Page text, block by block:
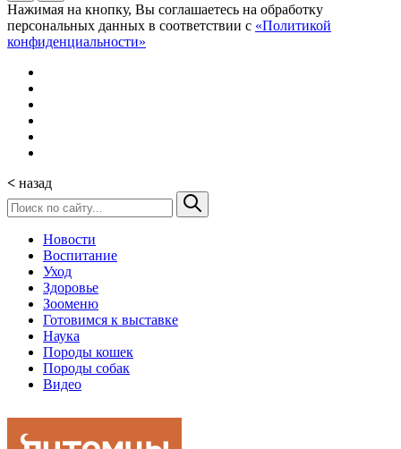
Нажимая на кнопку, Вы соглашаетесь на обработку
персональных данных в соответствии с «Политикой
конфиденциальности»
< назад
Новости
Воспитание
Уход
Здоровье
Зооменю
Готовимся к выставке
Наука
Породы кошек
Породы собак
Видео